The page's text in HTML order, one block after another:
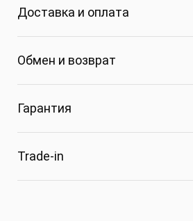
Доставка и оплата
Обмен и возврат
Гарантия
Trade-in